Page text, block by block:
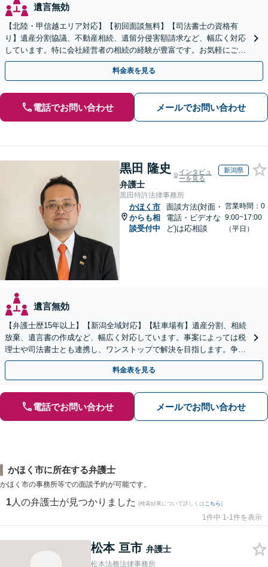
遺言無効
【北陸・甲信越エリア対応】【初回面談無料】【司法書士の資格有
り】遺産分割協議、不動産相続、遺留分侵害額請求など、幅広く対応
しています。特に会社経営者の相続の経験が豊富です。お気軽にご相
談ください。【休日・夜間面談可】【オンライン面談可】
料金表を見る
電話でお問い合わせ メールでお問い合わせ
黒田 隆史
弁護士
インタビュ
ーを見る
新潟県
黒田特許法律事務所
かほく市
からも相
談受付中
面談方法(対面・
電話・ビデオな
ど)は応相談
営業時間：0
9:00~17:00
（平日）
遺言無効
【弁護士歴15年以上】【新潟全域対応】【駐車場有】遺産分割、相続
放棄、遺言書の作成など、幅広く対応しています。事案によっては税
理士や司法書士とも連携し、ワンストップで解決を目指します。争い
を防ぐためにもぜひご相談ください。【分割払い可】
料金表を見る
電話でお問い合わせ メールでお問い合わせ
かほく市に所在する弁護士
かほく市の事務所等での面談予約が可能です。
1 人の弁護士が見つかりました (検索結果について詳しくは こちら)
1件中 1-1件を表示
松本 亘市 弁護士
松本法務法律事務所